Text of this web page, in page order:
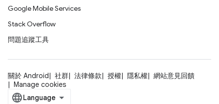
Google Mobile Services
Stack Overflow
問題追蹤工具
關於 Android 社群 法律條款 授權 隱私權
網站意見回饋
Manage cookies